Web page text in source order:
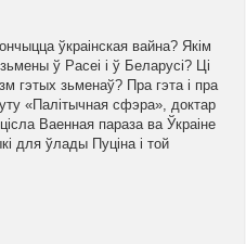
ўкраінская вайна? Якім
ў Расеі і ў Беларусі? Ці
гэтых зьменаў? Пра гэта і пра
«Палітычная сфэра», доктар
Ваенная параза ва Ўкраіне
для ўлады Пуціна і той